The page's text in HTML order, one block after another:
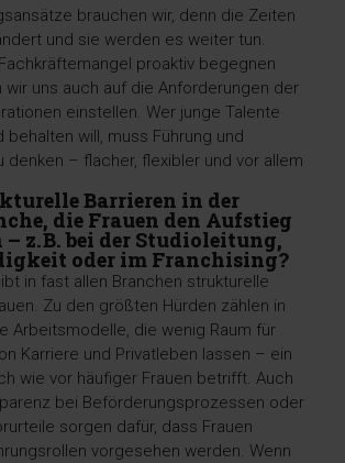
brauchen wir, denn die Zeiten
und sie werden es weiter tun.
proaktiv begegnen
wir uns auch auf die Anforderungen der
einstellen. Wer junge Talente
behalten will, muss Führung und
denken – flacher, flexibler und vor allem
Barrieren in der
die Frauen den Aufstieg
– z. B. bei der Studioleitung,
oder im Franchising?
in fast allen Branchen strukturelle
Zu den größten Hürden zählen in
Arbeitsmodelle, die wenig Raum für
Karriere und Privatleben lassen – ein
wie vor häufiger Frauen betrifft. Auch
bei Beförderungsprozessen oder
sorgen dafür, dass Frauen
vorgesehen werden. Wenn